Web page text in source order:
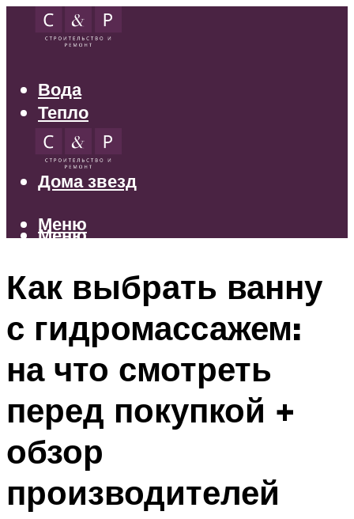
Вода
Тепло
Электрика
Свет
Дома звезд
Меню
Меню
Как выбрать ванну
с гидромассажем:
на что смотреть
перед покупкой +
обзор
производителей